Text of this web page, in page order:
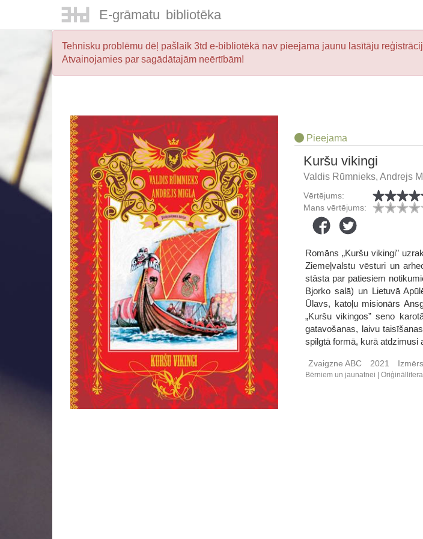
E-grāmatu bibliotēka
Tehnisku problēmu dēļ pašlaik 3td e-bibliotēkā nav pieejama jaunu lasītāju
Atvainojamies par sagādātajām neērtībām!
Pieejama
Kuršu vikingi
Valdis Rūmnieks, Andrejs
Vērtējums:
Mans vērtējums:
Romāns „Kuršu vikingi”
Ziemeļvalstu vēsturi un
stāsta par patiesiem
Bjorko salā) un Lietuvā
Ūlavs, katoļu misionārs
„Kuršu vikingos” seno
gatavošanas, laivu
spilgtā formā, kurā atdzimusi
Zvaigzne ABC 2021
Bērniem un jaunatnei